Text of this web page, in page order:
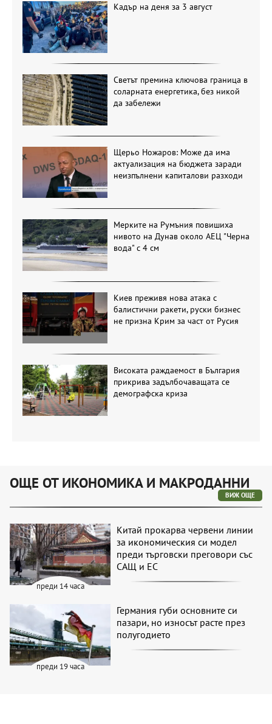
Кадър на деня за 3 август
Светът премина ключова граница в
соларната енергетика, без никой
да забележи
Щерьо Ножаров: Може да има
актуализация на бюджета заради
неизпълнени капиталови разходи
Мерките на Румъния повишиха
нивото на Дунав около АЕЦ "Черна
вода" с 4 см
Киев преживя нова атака с
балистични ракети, руски бизнес
не призна Крим за част от Русия
Високата раждаемост в България
прикрива задълбочаващата се
демографска криза
ОЩЕ ОТ ИКОНОМИКА И МАКРОДАННИ
ВИЖ ОЩЕ
преди 14 часа
Китай прокарва червени линии
за икономическия си модел
преди търговски преговори със
САЩ и ЕС
преди 19 часа
Германия губи основните си
пазари, но износът расте през
полугодието